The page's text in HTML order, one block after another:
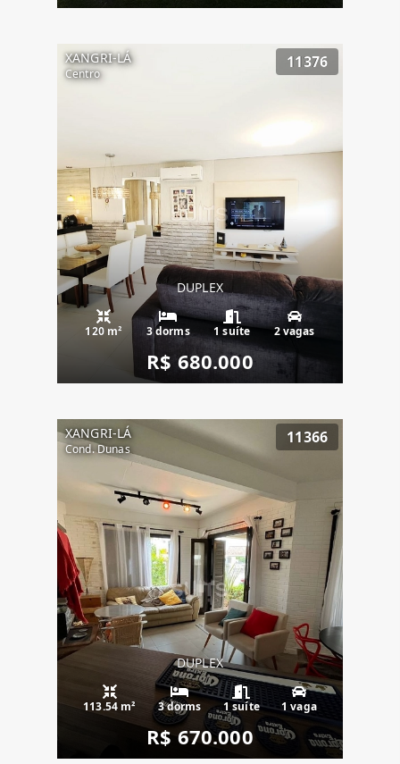
XANGRI-LÁ
Centro
11376
DUPLEX
120 m² 3 dorms 1 suíte 2 vagas
R$ 680.000
XANGRI-LÁ
Cond. Dunas
11366
DUPLEX
113.54 m² 3 dorms 1 suíte 1 vaga
R$ 670.000